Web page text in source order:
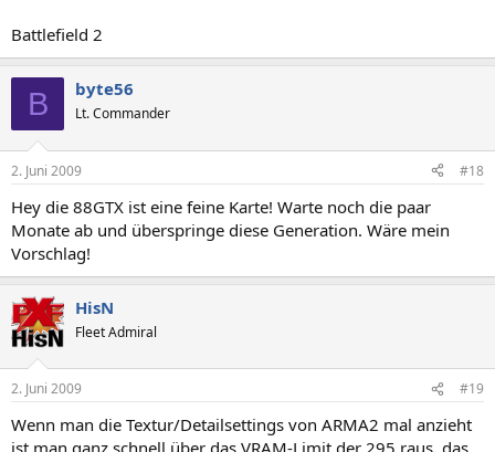
Battlefield 2
B byte56
Lt. Commander
2. Juni 2009 #18
Hey die 88GTX ist eine feine Karte! Warte noch die paar
Monate ab und überspringe diese Generation. Wäre mein
Vorschlag!
HisN
Fleet Admiral
2. Juni 2009 #19
Wenn man die Textur/Detailsettings von ARMA2 mal anzieht
ist man ganz schnell über das VRAM-Limit der 295 raus, das